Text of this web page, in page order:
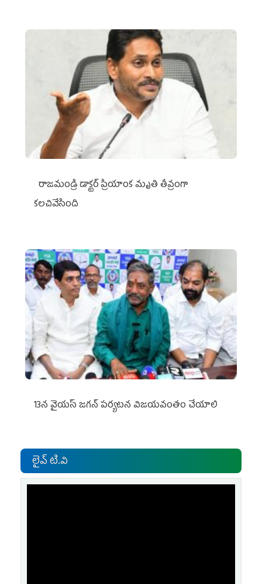
రాజమండ్రి డాక్టర్‌ ప్రియాంక మృతి తీవ్రంగా
కలచివేసింది
13న వైయస్‌ జగన్‌ పర్యటన విజయవంతం చేయాలి
లైవ్ టి.వి